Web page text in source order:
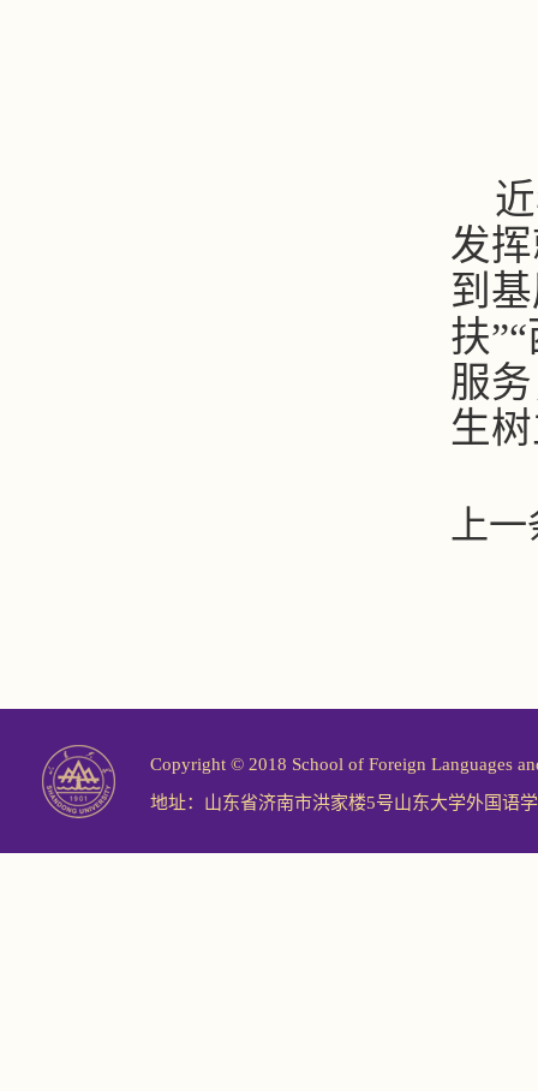
发
到
扶
服
生
上
Copyright © 2018 School of Foreign Languages
地址：山东省济南市洪家楼5号山东大学外国语